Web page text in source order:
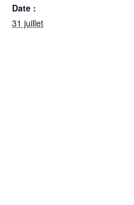
Date :
31 juillet